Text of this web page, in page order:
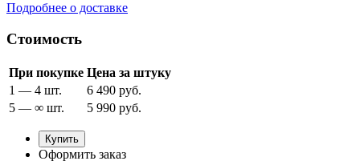
Подробнее о доставке
Стоимость
При покупке Цена за штуку
1 — 4 шт.
6 490 руб.
5 — ∞ шт.
5 990 руб.
Купить
Оформить заказ